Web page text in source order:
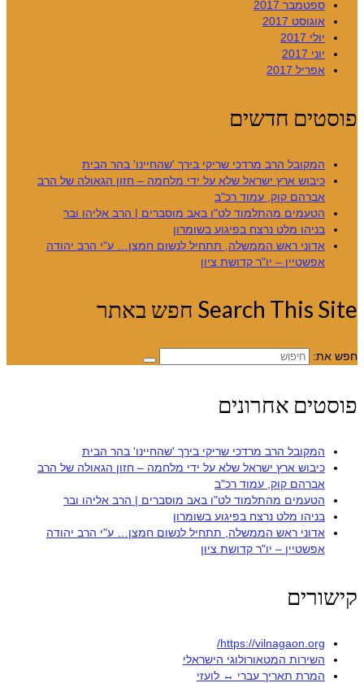
ספטמבר 2017
אוגוסט 2017
יולי 2017
יוני 2017
אפריל 2017
פוסטים חדשים
המקובל הרב מרדכי שריקי בירך 'שהחיינו' בהר הבית
כיבוש ארץ ישראל שלא על ידי מלחמה – חזון הגאולה של הרב
אברהם קוק, עמוד רכ"ב
הטעמים מהתלמוד לט"ו באב מוסברים | הרב אליהו ובר
בניהו מלט נרצח בפיגוע בשומרון
אדוני ראש הממשלה, תתחיל לנשום חמצן… ע"י הרב יהודה
אפשטיין – יו"ר קדושת ציון
Search This Site חפש באתר
חפש את:
פוסטים אחרונים
המקובל הרב מרדכי שריקי בירך 'שהחיינו' בהר הבית
כיבוש ארץ ישראל שלא על ידי מלחמה – חזון הגאולה של הרב
אברהם קוק, עמוד רכ"ב
הטעמים מהתלמוד לט"ו באב מוסברים | הרב אליהו ובר
בניהו מלט נרצח בפיגוע בשומרון
אדוני ראש הממשלה, תתחיל לנשום חמצן… ע"י הרב יהודה
אפשטיין – יו"ר קדושת ציון
קישורים
https://vilnagaon.org/
השירות המטאורולוגי הישראלי
המרת תאריך עברי ↔ לועזי